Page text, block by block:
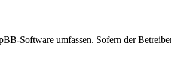
Software umfassen. Sofern der